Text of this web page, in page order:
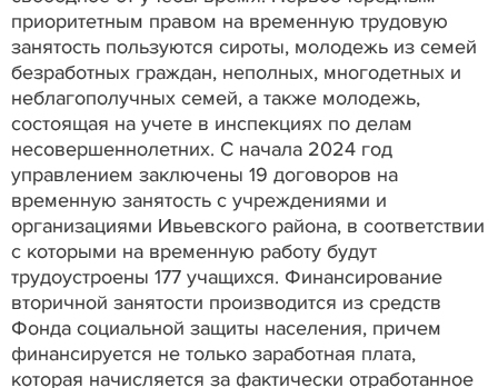
приоритетным правом на временную трудовую
занятость пользуются сироты, молодежь из семей
безработных граждан, неполных, многодетных и
неблагополучных семей, а также молодежь,
состоящая на учете в инспекциях по делам
несовершеннолетних. С начала 2024 год
управлением заключены 19 договоров на
временную занятость с учреждениями и
организациями Ивьевского района, в соответствии
с которыми на временную работу будут
трудоустроены 177 учащихся. Финансирование
вторичной занятости производится из средств
Фонда социальной защиты населения, причем
финансируется не только заработная плата,
которая начисляется за фактически отработанное